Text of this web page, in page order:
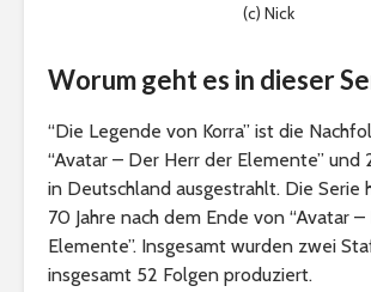
(c) Nick
Worum geht es in dieser
“Die Legende von Korra” ist die
“Avatar – Der Herr der Elemente” und
in Deutschland ausgestrahlt. Die Serie
70 Jahre nach dem Ende von “Avatar
Elemente”. Insgesamt wurden zwei
insgesamt 52 Folgen produziert.